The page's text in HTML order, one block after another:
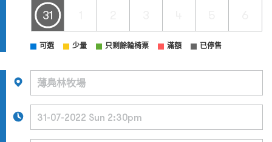
31
可選 少量 只剩餘輪椅票 滿額 已停售